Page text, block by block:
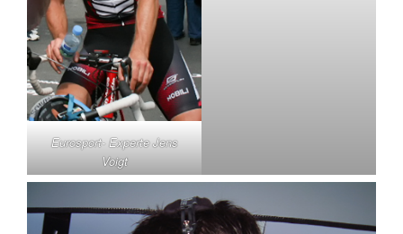
Eurosport- Experte Jens
Voigt